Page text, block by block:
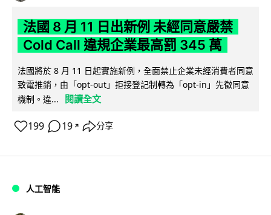
法國 8 月 11 日出新例 未經同意嚴禁
Cold Call 違規企業最高罰 345 萬
法國將於 8 月 11 日起實施新例，全面禁止企業未經消費者同意
致電推銷，由「opt-out」拒接登記制轉為「opt-in」先徵同意
機制。違...
閱讀全文
199 19 ↗ 分享
人工智能